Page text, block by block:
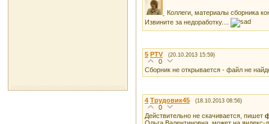
Коллеги, материалы сборника
Извините за недоработку....
5 PTV (20.10.2013 15:59)
0
Сборник не открывается - файл не
4 Трудовик45 (18.10.2013 08:56)
0
Действительно не скачивается, пишет